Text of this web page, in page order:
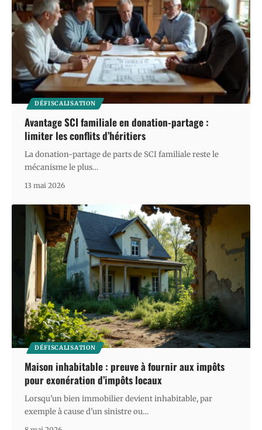
DÉFISCALISATION
Avantage SCI familiale en donation-partage :
limiter les conflits d’héritiers
La donation-partage de parts de SCI familiale reste le
mécanisme le plus…
13 mai 2026
DÉFISCALISATION
Maison inhabitable : preuve à fournir aux impôts
pour exonération d’impôts locaux
Lorsqu'un bien immobilier devient inhabitable, par
exemple à cause d'un sinistre ou…